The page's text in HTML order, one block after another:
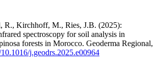
R., Kirchhoff, M., Ries, J.B. (2025):
spectroscopy for soil analysis in
forests in Morocco. Geoderma Regional,
j.geodrs.2025.e00964